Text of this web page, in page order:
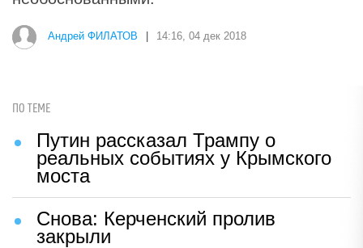
Андрей ФИЛАТОВ 14:16, 04 дек 2018
ПО ТЕМЕ
Путин рассказал Трампу о
реальных событиях у Крымского
моста
Снова: Керченский пролив
закрыли